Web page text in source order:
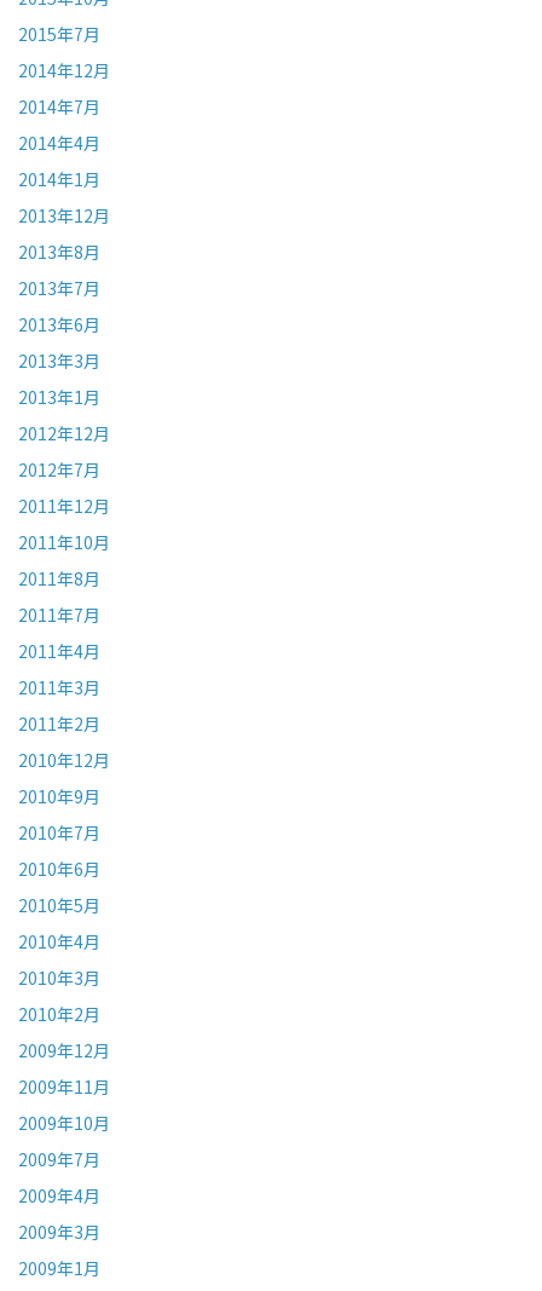
2015年7月
2014年12月
2014年7月
2014年4月
2014年1月
2013年12月
2013年8月
2013年7月
2013年6月
2013年3月
2013年1月
2012年12月
2012年7月
2011年12月
2011年10月
2011年8月
2011年7月
2011年4月
2011年3月
2011年2月
2010年12月
2010年9月
2010年7月
2010年6月
2010年5月
2010年4月
2010年3月
2010年2月
2009年12月
2009年11月
2009年10月
2009年7月
2009年4月
2009年3月
2009年1月